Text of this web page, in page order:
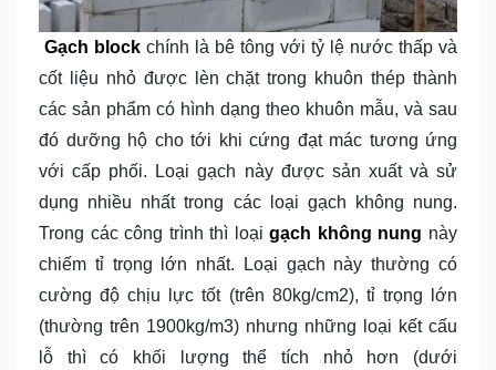
Gạch block chính là bê tông với tỷ lệ nước thấp và
cốt liệu nhỏ được lèn chặt trong khuôn thép thành
các sản phẩm có hình dạng theo khuôn mẫu, và sau
đó dưỡng hộ cho tới khi cứng đạt mác tương ứng
với cấp phối. Loại gạch này được sản xuất và sử
dụng nhiều nhất trong các loại gạch không nung.
Trong các công trình thì loạigạch không nung này
chiếm tỉ trọng lớn nhất. Loại gạch này thường có
cường độ chịu lực tốt (trên 80kg/cm2), tỉ trọng lớn
(thường trên 1900kg/m3) nhưng những loại kết cấu
lỗ thì có khối lượng thể tích nhỏ hơn (dưới